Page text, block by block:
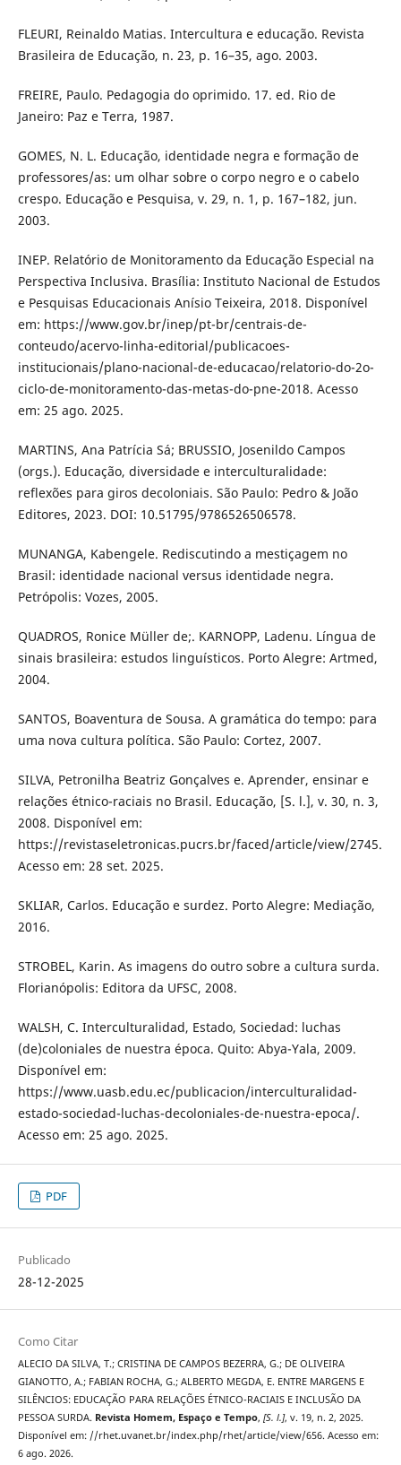
FLEURI, Reinaldo Matias. Intercultura e educação. Revista
Brasileira de Educação, n. 23, p. 16–35, ago. 2003.
FREIRE, Paulo. Pedagogia do oprimido. 17. ed. Rio de
Janeiro: Paz e Terra, 1987.
GOMES, N. L. Educação, identidade negra e formação de
professores/as: um olhar sobre o corpo negro e o cabelo
crespo. Educação e Pesquisa, v. 29, n. 1, p. 167–182, jun.
2003.
INEP. Relatório de Monitoramento da Educação Especial na
Perspectiva Inclusiva. Brasília: Instituto Nacional de Estudos
e Pesquisas Educacionais Anísio Teixeira, 2018. Disponível
em: https://www.gov.br/inep/pt-br/centrais-de-
conteudo/acervo-linha-editorial/publicacoes-
institucionais/plano-nacional-de-educacao/relatorio-do-2o-
ciclo-de-monitoramento-das-metas-do-pne-2018. Acesso
em: 25 ago. 2025.
MARTINS, Ana Patrícia Sá; BRUSSIO, Josenildo Campos
(orgs.). Educação, diversidade e interculturalidade:
reflexões para giros decoloniais. São Paulo: Pedro & João
Editores, 2023. DOI: 10.51795/9786526506578.
MUNANGA, Kabengele. Rediscutindo a mestiçagem no
Brasil: identidade nacional versus identidade negra.
Petrópolis: Vozes, 2005.
QUADROS, Ronice Müller de;. KARNOPP, Ladenu. Língua de
sinais brasileira: estudos linguísticos. Porto Alegre: Artmed,
2004.
SANTOS, Boaventura de Sousa. A gramática do tempo: para
uma nova cultura política. São Paulo: Cortez, 2007.
SILVA, Petronilha Beatriz Gonçalves e. Aprender, ensinar e
relações étnico-raciais no Brasil. Educação, [S. l.], v. 30, n. 3,
2008. Disponível em:
https://revistaseletronicas.pucrs.br/faced/article/view/2745.
Acesso em: 28 set. 2025.
SKLIAR, Carlos. Educação e surdez. Porto Alegre: Mediação,
2016.
STROBEL, Karin. As imagens do outro sobre a cultura surda.
Florianópolis: Editora da UFSC, 2008.
WALSH, C. Interculturalidad, Estado, Sociedad: luchas
(de)coloniales de nuestra época. Quito: Abya-Yala, 2009.
Disponível em:
https://www.uasb.edu.ec/publicacion/interculturalidad-
estado-sociedad-luchas-decoloniales-de-nuestra-epoca/.
Acesso em: 25 ago. 2025.
PDF
Publicado
28-12-2025
Como Citar
ALECIO DA SILVA, T.; CRISTINA DE CAMPOS BEZERRA, G.; DE OLIVEIRA
GIANOTTO, A.; FABIAN ROCHA, G.; ALBERTO MEGDA, E. ENTRE MARGENS E
SILÊNCIOS: EDUCAÇÃO PARA RELAÇÕES ÉTNICO-RACIAIS E INCLUSÃO DA
PESSOA SURDA. Revista Homem, Espaço e Tempo, [S. l.], v. 19, n. 2, 2025.
Disponível em: //rhet.uvanet.br/index.php/rhet/article/view/656. Acesso em:
6 ago. 2026.